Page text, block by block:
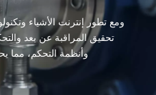
ومع تطور إنترنت الأشياء
تحقيق المراقبة عن بعد
وأنظمة التحكم، مما